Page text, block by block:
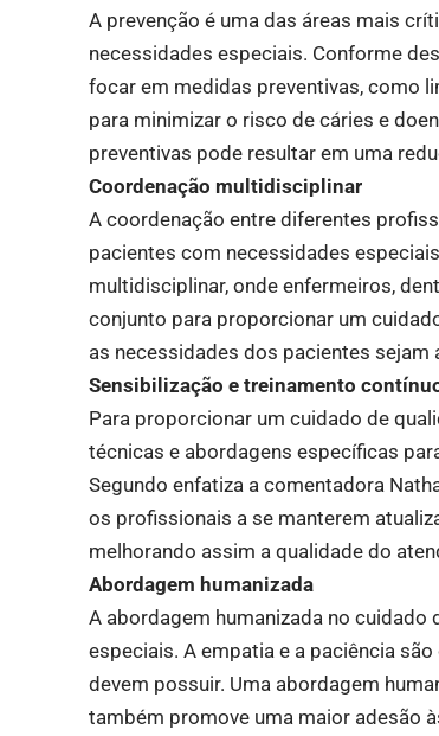
A prevenção é uma das áreas mais
necessidades especiais. Conforme
focar em medidas preventivas, como
para minimizar o risco de cáries e
preventivas pode resultar em uma
Coordenação multidisciplinar
A coordenação entre diferentes
pacientes com necessidades
multidisciplinar, onde enfermeiros,
conjunto para proporcionar um
as necessidades dos pacientes sejam
Sensibilização e treinamento
Para proporcionar um cuidado de
técnicas e abordagens específicas
Segundo enfatiza a comentadora
os profissionais a se manterem
melhorando assim a qualidade do
Abordagem humanizada
A abordagem humanizada no cuidado
especiais. A empatia e a paciência
devem possuir. Uma abordagem
também promove uma maior adesão